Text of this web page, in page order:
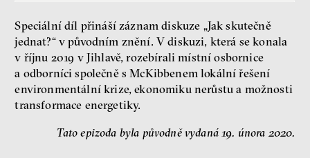
Patricia Churchland
Filozofka
Speciální díl přináší záznam diskuze „Jak skutečně
jednat?“ v původním znění. V diskuzi, která se konala
v říjnu 2019 v Jihlavě, rozebírali místní osbornice
a odborníci společně s McKibbenem lokální řešení
environmentální krize, ekonomiku nerůstu a možnosti
transformace energetiky.
Tato epizoda byla původně vydaná 19. února 2020.